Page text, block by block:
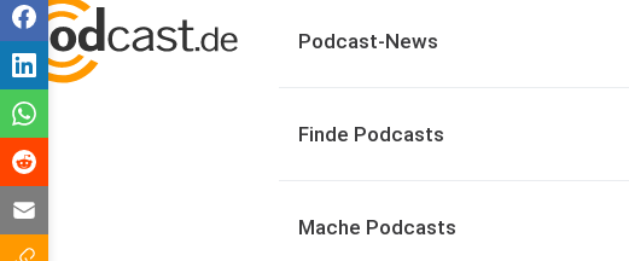
Podcast-News
Finde Podcasts
Mache Podcasts